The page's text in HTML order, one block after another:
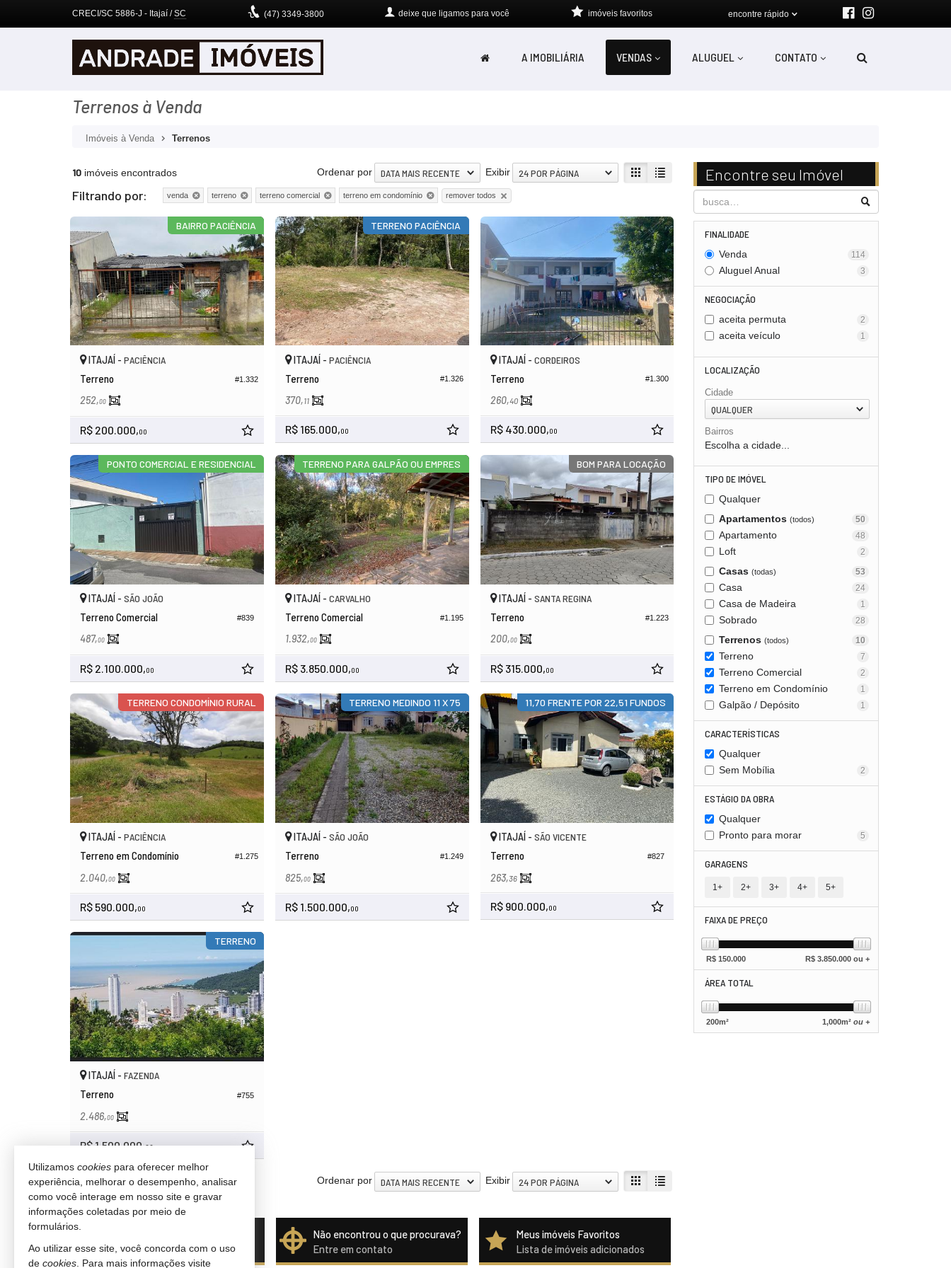
CRECI/SC 5886-J - Itajaí /SC (47) 3349-3800 deixe que ligamos para você encontre rápido
imóveis favoritos
A IMOBILIÁRIA VENDAS ALUGUEL CONTATO
Terrenos à Venda
Imóveis à Venda Terrenos
Encontre seu Imóvel
FINALIDADE
Venda 114
Aluguel Anual 3
NEGOCIAÇÃO
aceita permuta 2
aceita veículo 1
LOCALIZAÇÃO
Cidade
QUALQUER
Bairros
Escolha a cidade...
TIPO DE IMÓVEL
Qualquer
Apartamentos (todos) 50
Apartamento 48
Loft 2
Casas (todas) 53
Casa 24
Casa de Madeira 1
Sobrado 28
Terrenos (todos) 10
Terreno 7
Terreno Comercial 2
Terreno em Condomínio 1
Galpão / Depósito 1
CARACTERÍSTICAS
Qualquer
Sem Mobília
2
ESTÁGIO DA OBRA
Qualquer
Pronto para morar
5
GARAGENS
1+ 2+ 3+ 4+ 5+
FAIXA DE PREÇO
R$ 150.000 R$3.850.000 ou +
ÁREA TOTAL
200m² 1,000m²ou +
10 imóveis encontrados Exibir 24 POR PÁGINA
Ordenar por DATA MAIS RECENTE
Filtrando por: venda terreno terreno comercial terreno em condomínio remover todos
BAIRRO PACIÊNCIA
#1.332
ITAJAÍ - PACIÊNCIA
Terreno
252,00
R$ 200.000,00
TERRENO PACIÊNCIA
#1.326
ITAJAÍ - PACIÊNCIA
Terreno
370,11
R$ 165.000,00
#1.300
ITAJAÍ - CORDEIROS
Terreno
260,40
R$ 430.000,00
PONTO COMERCIAL E RESIDENCIAL
#839
ITAJAÍ - SÃO JOÃO
Terreno Comercial
487,00
R$ 2.100.000,00
TERRENO PARA GALPÃO OU EMPRES
#1.195
ITAJAÍ - CARVALHO
Terreno Comercial
1.932,00
R$ 3.850.000,00
BOM PARA LOCAÇÃO
#1.223
ITAJAÍ - SANTA REGINA
Terreno
200,00
R$ 315.000,00
TERRENO CONDOMÍNIO RURAL
#1.275
ITAJAÍ - PACIÊNCIA
Terreno em Condomínio
2.040,00
R$ 590.000,00
TERRENO MEDINDO 11 X 75
#1.249
ITAJAÍ - SÃO JOÃO
Terreno
825,00
R$ 1.500.000,00
11,70 FRENTE POR 22,51 FUNDOS
#827
ITAJAÍ - SÃO VICENTE
Terreno
263,36
R$ 900.000,00
TERRENO
#755
ITAJAÍ - FAZENDA
Terreno
2.486,00
R$ 1.500.000,00
10 imóveis encontrados Exibir 24 POR PÁGINA
Ordenar por DATA MAIS RECENTE
(nenhuma avaliação)
Cadastre-se e anuncie conosco
Não encontrou o que procurava?
Entre em contato
Meus imóveis Favoritos
Lista de imóveis adicionados
Utilizamos cookies para oferecer melhor
experiência, melhorar o desempenho, analisar
como você interage em nosso site e gravar
informações coletadas por meio de
formulários.
Ao utilizar esse site, você concorda com o uso
de cookies . Para mais informações visite